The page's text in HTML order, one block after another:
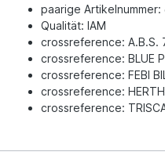
paarige Artikelnummer:
Qualität: IAM
crossreference: A.B.S.
crossreference: BLUE
crossreference: FEBI
crossreference:
crossreference: